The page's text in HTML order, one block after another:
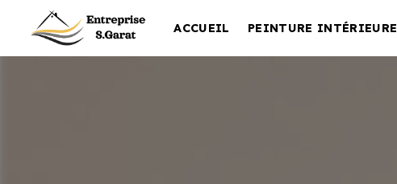
ACCUEIL PEINTURE INTÉRIEURE
Panneau de gestion des cookies